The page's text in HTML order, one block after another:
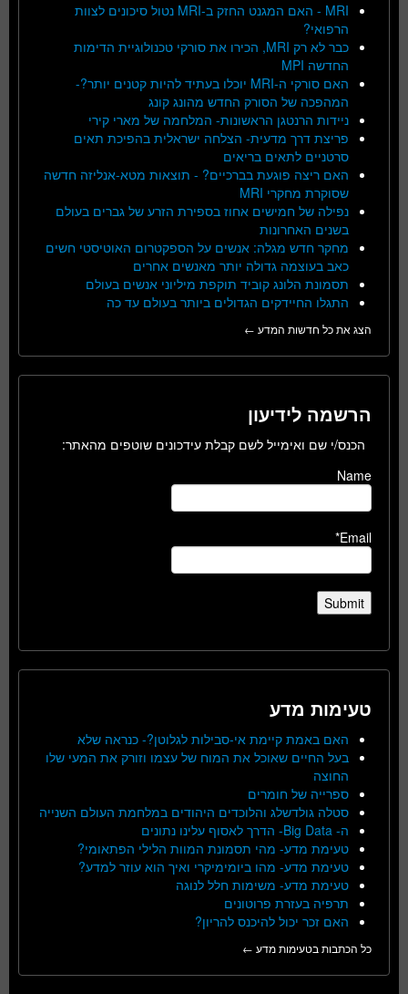
MRI - האם המגנט החזק ב-MRI נטול סיכונים לצוות
הרפואי?
כבר לא רק MRI, הכירו את סורקי טכנולוגיית הדימות
החדשה MPI
האם סורקי ה-MRI יוכלו בעתיד להיות קטנים יותר?-
המהפכה של הסורק החדש מהונג קונג
ניידות הרנטגן הראשונות- המלחמה של מארי קירי
פריצת דרך מדעית- הצלחה ישראלית בהפיכת תאים
סרטניים לתאים בריאים
האם ריצה פוגעת בברכיים? - תוצאות מטא-אנליזה חדשה
שסוקרת מחקרי MRI
נפילה של חמישים אחוז בספירת הזרע של גברים בעולם
בשנים האחרונות
מחקר חדש מגלה: אנשים על הספקטרום האוטיסטי חשים
כאב בעוצמה גדולה יותר מאנשים אחרים
תסמונת הלונג קוביד תוקפת מיליוני אנשים בעולם
התגלו החיידקים הגדולים ביותר בעולם עד כה
הצג את כל חדשות המדע ←
הרשמה לידיעון
הכנס/י שם ואימייל לשם קבלת עידכונים שוטפים מהאתר:
Name
Email*
טעימות מדע
האם באמת קיימת אי-סבילות לגלוטן?- כנראה שלא
בעל החיים שאוכל את המוח של עצמו וזורק את המעי שלו
החוצה
ספרייה של חומרים
סטלה גולדשלג והלוכדים היהודים במלחמת העולם השנייה
ה- Big Data- הדרך לאסוף עלינו נתונים
טעימת מדע- מהי תסמונת המוות הלילי הפתאומי?
טעימת מדע- מהו ביומימיקרי ואיך הוא עוזר למדע?
טעימת מדע- משימות חלל לנוגה
תרפיה בעזרת פרוטונים
האם זכר יכול להיכנס להריון?
כל הכתבות בטעימות מדע ←